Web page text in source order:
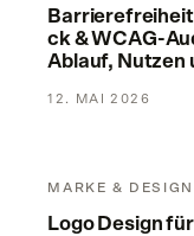
ck & WCAG-
Ablauf, Nutzen
12. MAI 2026
MARKE & DESIGN
Logo Design